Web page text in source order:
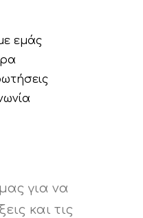
εμάς
για να
και τις